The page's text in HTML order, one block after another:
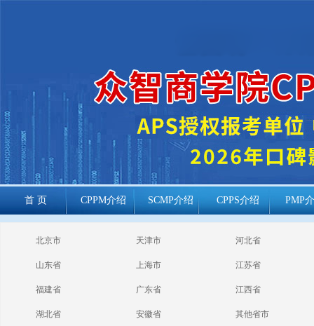
首 页 CPPM介绍 SCMP介绍 CPPS介绍 PMP
cppm报考常见
问题
北京市 天津市 河北省
山东省 上海市 江苏省
福建省 广东省 江西省
湖北省 安徽省 其他省市